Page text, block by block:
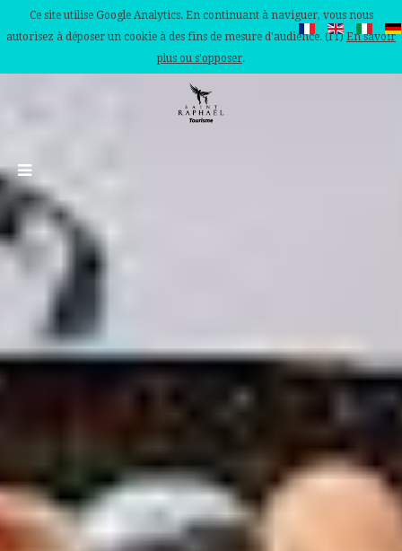
Ce site utilise Google Analytics. En continuant à naviguer, vous nous
autorisez à déposer un cookie à des fins de mesure d'audience. (IT) En savoir
plus ou s'opposer.